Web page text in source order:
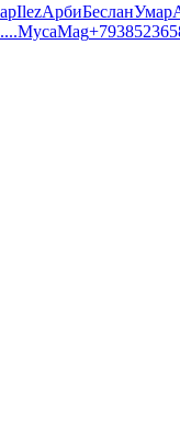
IlezАрбиБесланУмар
МусаMag